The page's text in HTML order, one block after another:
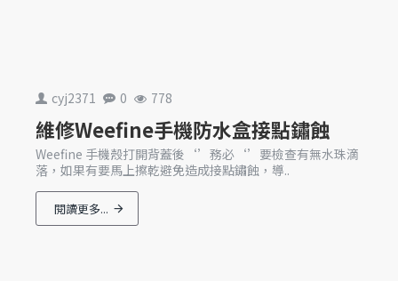
cyj2371 0 778
維修Weefine手機防水盒接點鏽蝕
Weefine 手機殼打開背蓋後‘’務必‘’要檢查有無水珠滴
落，如果有要馬上擦乾避免造成接點鏽蝕，導..
閱讀更多...